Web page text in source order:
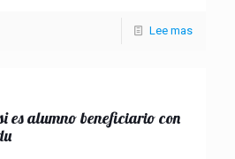
Lee mas
es alumno beneficiario con